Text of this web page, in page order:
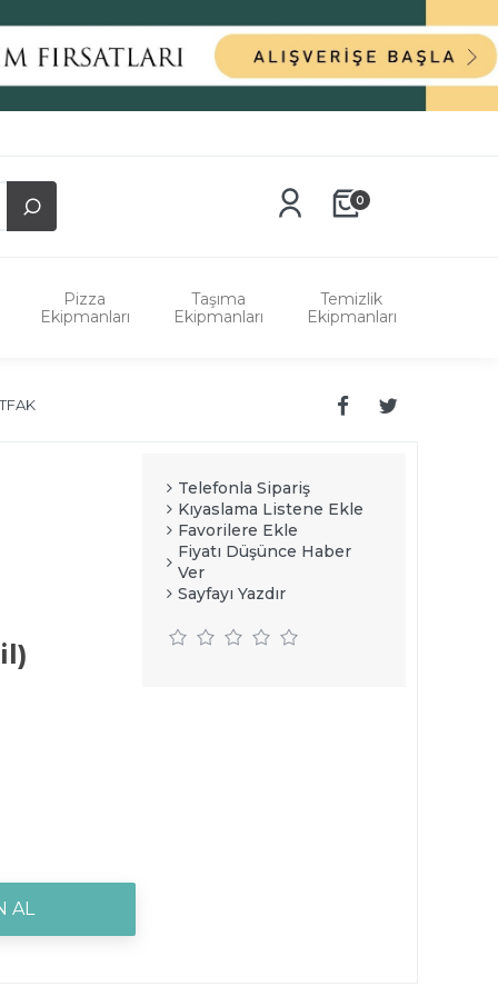
0
Pizza
Ekipmanları
Taşıma
Ekipmanları
Temizlik
Ekipmanları
Telefonla Sipariş
Kıyaslama Listene Ekle
Favorilere Ekle
Fiyatı Düşünce Haber
Ver
Sayfayı Yazdır